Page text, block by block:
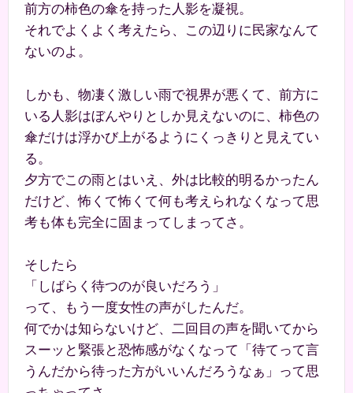
前方の柿色の傘を持った人影を凝視。
それでよくよく考えたら、この辺りに民家なんて
ないのよ。
しかも、物凄く激しい雨で視界が悪くて、前方に
いる人影はぼんやりとしか見えないのに、柿色の
傘だけは浮かび上がるようにくっきりと見えてい
る。
夕方でこの雨とはいえ、外は比較的明るかったん
だけど、怖くて怖くて何も考えられなくなって思
考も体も完全に固まってしまってさ。
そしたら
「しばらく待つのが良いだろう」
って、もう一度女性の声がしたんだ。
何でかは知らないけど、二回目の声を聞いてから
スーッと緊張と恐怖感がなくなって「待てって言
うんだから待った方がいいんだろうなぁ」って思